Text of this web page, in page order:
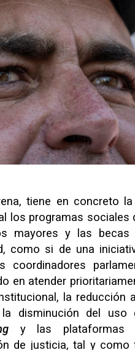
tiene en concreto
los programas sociales
mayores y las
como si de una
coordinadores
en atender
la reducción
disminución del uso
y las plataformas
de justicia, tal y como